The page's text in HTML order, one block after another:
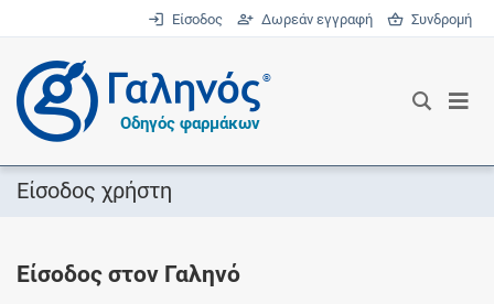
Είσοδος Δωρεάν εγγραφή Συνδρομή
®
Οδηγός φαρμάκων
Είσοδος χρήστη
Είσοδος στον Γαληνό